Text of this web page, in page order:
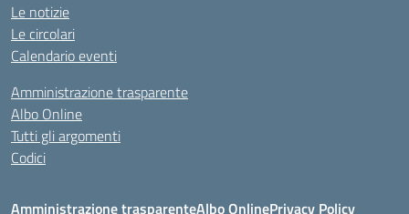
Le notizie
Le circolari
Calendario eventi
Amministrazione trasparente
Albo Online
Tutti gli argomenti
Codici
Amministrazione trasparenteAlbo OnlinePrivacy Policy